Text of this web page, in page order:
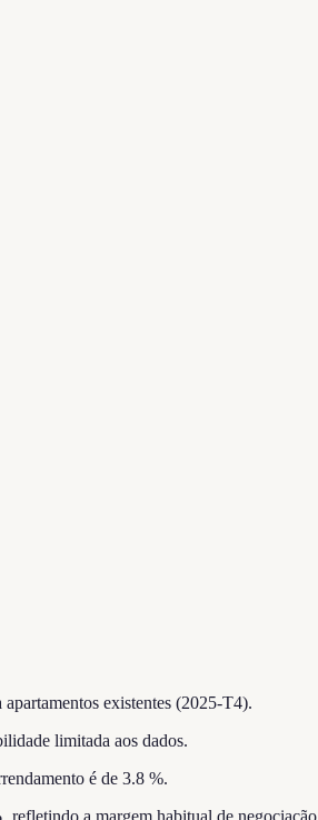
apartamentos existentes (2025-T4).
limitada aos dados.
é de 3.8 %.
, refletindo a margem habitual de negociação.